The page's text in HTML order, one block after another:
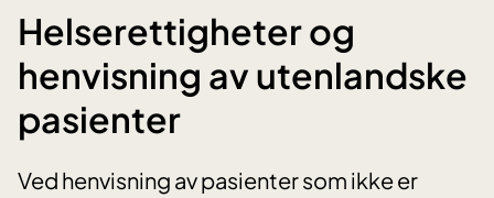
Helserettigheter og
henvisning av utenlandske
pasienter
Ved henvisning av pasienter som ikke er